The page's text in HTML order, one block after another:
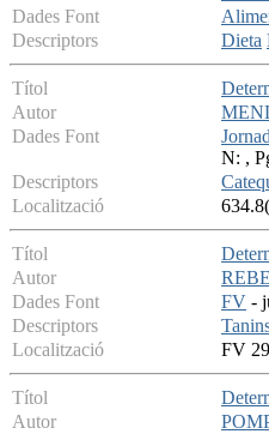
Dades Font
Descriptors
Dieta
Títol
Autor
Dades Font
N: ,
Descriptors
Localització
Títol
Autor
Dades Font
FV -
Descriptors
Localització
FV
Títol
Autor